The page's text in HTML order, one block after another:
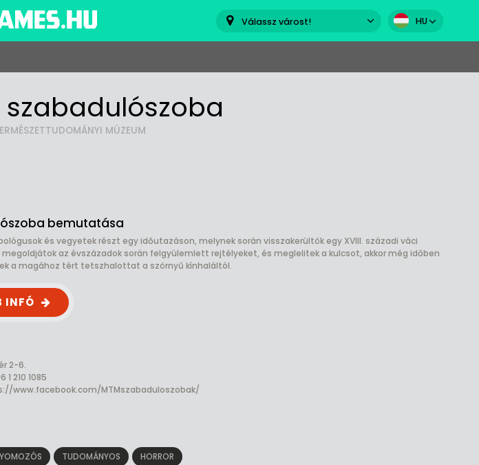
Válassz várost! HU
MÚZEUM
bemutatása
és vegyetek részt egy időutazáson, melynek során visszakerültök egy XVIII. századi váci
az évszázadok során felgyülemlett rejtélyeket, és meglelitek a kulcsot, akkor még időben
a magához tért tetszhalottat a szörnyű kínhaláltól.
INFÓ
2-6.
210 1085
www.facebook.com/MTMszabaduloszobak/
TUDOMÁNYOS HORROR